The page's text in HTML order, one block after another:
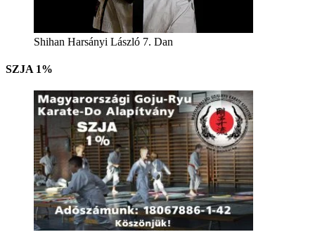
Shihan Harsányi László 7. Dan
SZJA 1%